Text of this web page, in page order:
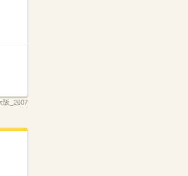
阪_2607